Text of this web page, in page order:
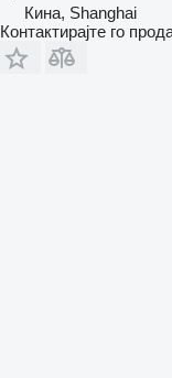
Кина, Shanghai
Контактирајте го